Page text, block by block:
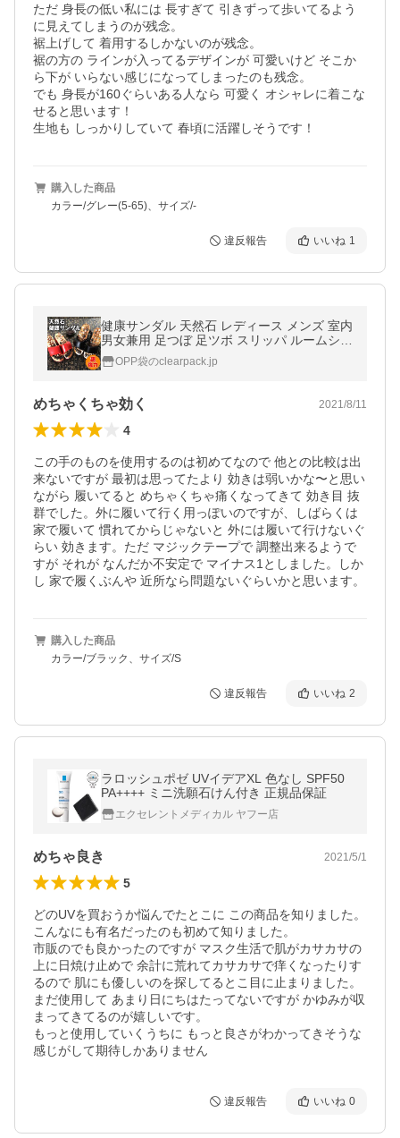
ただ 身長の低い私には 長すぎて 引きずって歩いてるよう
に見えてしまうのが残念。
裾上げして 着用するしかないのが残念。
裾の方の ラインが入ってるデザインが 可愛いけど そこか
ら下が いらない感じになってしまったのも残念。
でも 身長が160ぐらいある人なら 可愛く オシャレに着こな
せると思います！
生地も しっかりしていて 春頃に活躍しそうです！
購入した商品
カラー/グレー(5-65)、サイズ/-
違反報告 いいね 1
健康サンダル 天然石 レディース メンズ 室内
男女兼用 足つぼ 足ツボ スリッパ ルームシュ
ーズOPP袋のclearpack.jp
めちゃくちゃ効く 2021/8/11
4
この手のものを使用するのは初めてなので 他との比較は出
来ないですが 最初は思ってたより 効きは弱いかな〜と思い
ながら 履いてると めちゃくちゃ痛くなってきて 効き目 抜
群でした。外に履いて行く用っぽいのですが、しばらくは
家で履いて 慣れてからじゃないと 外には履いて行けないぐ
らい 効きます。ただ マジックテープで 調整出来るようで
すが それが なんだか不安定で マイナス1としました。しか
し 家で履くぶんや 近所なら問題ないぐらいかと思います。
購入した商品
カラー/ブラック、サイズ/S
違反報告 いいね 2
ラロッシュポゼ UVイデアXL 色なし SPF50
PA++++ ミニ洗願石けん付き 正規品保証
エクセレントメディカル ヤフー店
めちゃ良き 2021/5/1
5
どのUVを買おうか悩んでたとこに この商品を知りました。
こんなにも有名だったのも初めて知りました。
市販のでも良かったのですが マスク生活で肌がカサカサの
上に日焼け止めで 余計に荒れてカサカサで痒くなったりす
るので 肌にも優しいのを探してるとこ目に止まりました。
まだ使用して あまり日にちはたってないですが かゆみが収
まってきてるのが嬉しいです。
もっと使用していくうちに もっと良さがわかってきそうな
感じがして期待しかありません
違反報告 いいね 0